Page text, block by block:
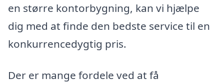
en større kontorbygning, kan vi hjælpe
dig med at finde den bedste service til en
konkurrencedygtig pris.
Der er mange fordele ved at få